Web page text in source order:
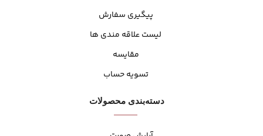
پیگیری سفارش
لیست علاقه مندی ها
مقایسه
تسویه حساب
دسته‌بندی محصولات